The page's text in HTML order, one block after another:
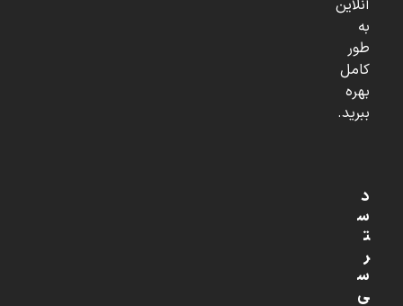
آنلاین
به
طور
کامل
بهره
ببرید.
د
س
ت
ر
س
ی